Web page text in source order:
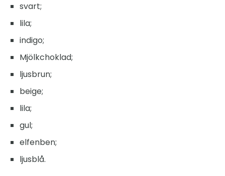
svart;
lila;
indigo;
Mjölkchoklad;
ljusbrun;
beige;
lila;
gul;
elfenben;
ljusblå.